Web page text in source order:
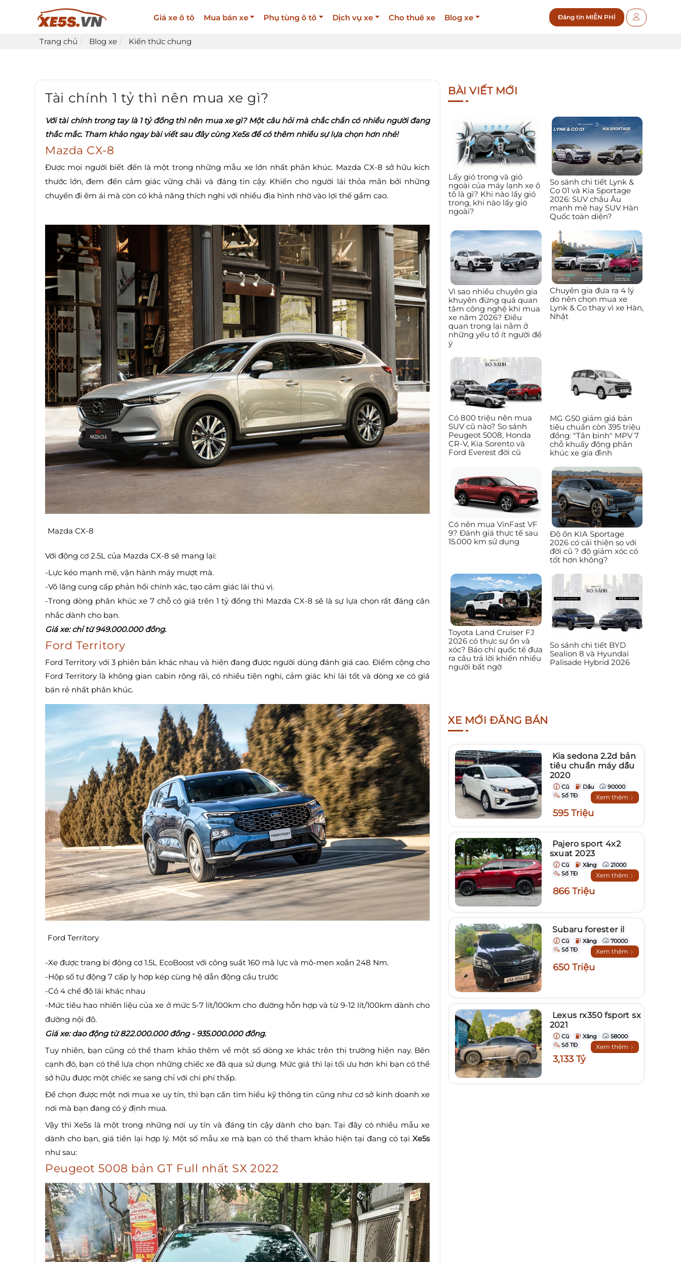
Giá xe ô tô Mua bán xe Phụ tùng ô tô Dịch vụ xe Cho thuê xe Blog xe Đăng tin MIỄN PHÍ
Trang chủ Blog xe Kiến thức chung
Tài chính 1 tỷ thì nên mua xe gì?
Với tài chính trong tay là 1 tỷ đồng thì nên mua xe gì? Một câu hỏi mà chắc chắn có nhiều người đang
thắc mắc. Tham khảo ngay bài viết sau đây cùng Xe5s để có thêm nhiều sự lựa chọn hơn nhé!
Mazda CX-8
Được mọi người biết đến là một trong những mẫu xe lớn nhất phân khúc. Mazda CX-8 sở hữu kích
thước lớn, đem đến cảm giác vững chãi và đáng tin cậy. Khiến cho người lái thỏa mãn bởi những
chuyến đi êm ái mà còn có khả năng thích nghi với nhiều địa hình nhờ vào lợi thế gầm cao.
Mazda CX-8
Với động cơ 2.5L của Mazda CX-8 sẽ mang lại:
-Lực kéo mạnh mẽ, vận hành máy mượt mà.
-Vô lăng cung cấp phản hồi chính xác, tạo cảm giác lái thú vị.
-Trong dòng phân khúc xe 7 chỗ có giá trên 1 tỷ đồng thì Mazda CX-8 sẽ là sự lựa chọn rất đáng cân
nhắc dành cho bạn.
Giá xe: chỉ từ 949.000.000 đồng.
Ford Territory
Ford Territory với 3 phiên bản khác nhau và hiện đang được người dùng đánh giá cao. Điểm cộng cho
Ford Territory là không gian cabin rộng rãi, có nhiều tiện nghi, cảm giác khi lái tốt và dòng xe có giá
bán rẻ nhất phân khúc.
Ford Territory
-Xe được trang bị động cơ 1.5L EcoBoost với công suất 160 mã lực và mô-men xoắn 248 Nm.
-Hộp số tự động 7 cấp ly hợp kép cùng hệ dẫn động cầu trước
-Có 4 chế độ lái khác nhau
-Mức tiêu hao nhiên liệu của xe ở mức 5-7 lít/100km cho đường hỗn hợp và từ 9-12 lít/100km dành cho
đường nội đô.
Giá xe: dao động từ 822.000.000 đồng - 935.000.000 đồng.
Tuy nhiên, bạn cũng có thể tham khảo thêm về một số dòng xe khác trên thị trường hiện nay. Bên
cạnh đó, bạn có thể lựa chọn những chiếc xe đã qua sử dụng. Mức giá thì lại tối ưu hơn khi bạn có thể
sở hữu được một chiếc xe sang chỉ với chi phí thấp.
Để chọn được một nơi mua xe uy tín, thì bạn cần tìm hiểu kỹ thông tin cũng như cơ sở kinh doanh xe
nơi mà bạn đang có ý định mua.
Vậy thì Xe5s là một trong những nơi uy tín và đáng tin cậy dành cho bạn. Tại đây có nhiều mẫu xe
dành cho bạn, giá tiền lại hợp lý. Một số mẫu xe mà bạn có thể tham khảo hiện tại đang có tạiXe5s
như sau:
Peugeot 5008 bản GT Full nhất SX 2022
BÀI VIẾT MỚI
Lấy gió trong và gió
ngoài của máy lạnh xe ô
tô là gì? Khi nào lấy gió
trong, khi nào lấy gió
ngoài?
So sánh chi tiết Lynk &
Co 01 và Kia Sportage
2026: SUV châu Âu
mạnh mẽ hay SUV Hàn
Quốc toàn diện?
Vì sao nhiều chuyên gia
khuyên đừng quá quan
tâm công nghệ khi mua
xe năm 2026? Điều
quan trọng lại nằm ở
những yếu tố ít người để
ý
Chuyên gia đưa ra 4 lý
do nên chọn mua xe
Lynk & Co thay vì xe Hàn,
Nhật
Có 800 triệu nên mua
SUV cũ nào? So sánh
Peugeot 5008, Honda
CR-V, Kia Sorento và
Ford Everest đời cũ
MG G50 giảm giá bản
tiêu chuẩn còn 395 triệu
đồng: "Tân binh" MPV 7
chỗ khuấy động phân
khúc xe gia đình
Có nên mua VinFast VF
9? Đánh giá thực tế sau
15.000 km sử dụng
Độ ồn KIA Sportage
2026 có cải thiện so với
đời cũ ? độ giảm xóc có
tốt hơn không?
Toyota Land Cruiser FJ
2026 có thực sự ồn và
xóc? Báo chí quốc tế đưa
ra câu trả lời khiến nhiều
người bất ngờ
So sánh chi tiết BYD
Sealion 8 và Hyundai
Palisade Hybrid 2026
XE MỚI ĐĂNG BÁN
Kia sedona 2.2d bản
tiêu chuẩn máy dầu
2020
Cũ Dầu
90000
Số TĐ
Xem thêm
595 Triệu
Pajero sport 4x2
sxuat 2023
Cũ Xăng
21000
Số TĐ
Xem thêm
866 Triệu
Subaru forester il
Cũ Xăng
70000
Số TĐ
Xem thêm
650 Triệu
Lexus rx350 fsport sx
2021
Cũ Xăng
58000
Số TĐ
Xem thêm
3,133 Tỷ